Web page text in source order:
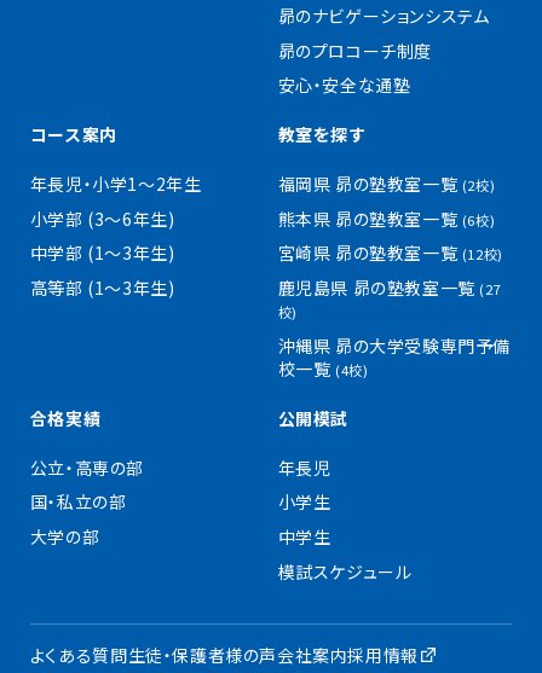
昴のナビゲーションシステム
昴のプロコーチ制度
安心・安全な通塾
コース案内
年長児・小学1〜2年生
小学部 (3〜6年生)
中学部 (1〜3年生)
高等部 (1〜3年生)
教室を探す
福岡県 昴の塾教室一覧 (2校)
熊本県 昴の塾教室一覧 (6校)
宮崎県 昴の塾教室一覧 (12校)
鹿児島県 昴の塾教室一覧(27
校)
沖縄県 昴の大学受験専門予備
校一覧 (4校)
合格実績
公立・高専の部
国・私立の部
大学の部
公開模試
年長児
小学生
中学生
模試スケジュール
よくある質問生徒・保護者様の声会社案内採用情報